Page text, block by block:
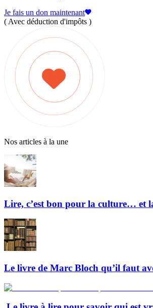
Je fais un don maintenant
( Avec déduction d'impôts )
Nos articles à la une
Lire, c’est bon pour la culture… et
Le livre de Marc Bloch qu’il faut